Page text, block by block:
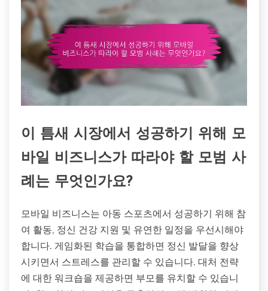
이 틈새 시장에서 성공하기 위해 모
바일 비즈니스가 따라야 할 모범 사
례는 무엇인가요?
모바일 비즈니스는 아동 스포츠에서 성공하기 위해 참
여 활동, 정신 건강 지원 및 유연한 일정을 우선시해야
합니다. 게임화된 학습을 통합하면 정신 발달을 향상
시키면서 스트레스를 관리할 수 있습니다. 대처 전략
에 대한 워크숍을 제공하면 부모를 유치할 수 있습니